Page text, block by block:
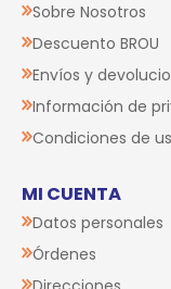
Sobre Nosotros
Descuento BROU
Envíos y
Información de
Condiciones de
MI CUENTA
Datos personales
Órdenes